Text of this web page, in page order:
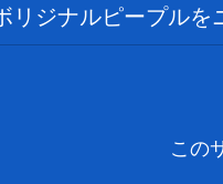
リジナルピープル
この